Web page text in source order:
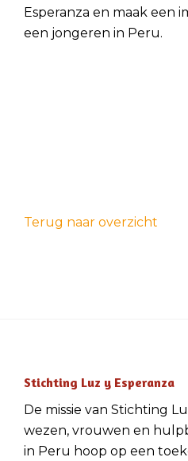
Esperanza en maak een
een jongeren in Peru.
Terug naar overzicht
Stichting Luz y Esperanza
De missie van Stichting
wezen, vrouwen en
in Peru hoop op een